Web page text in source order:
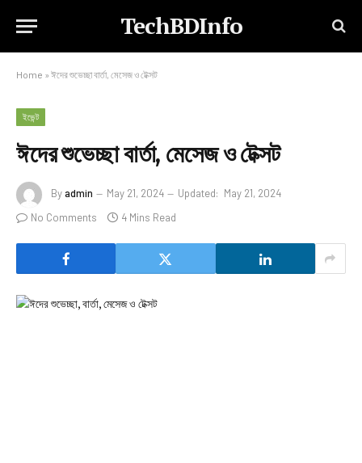
TechBDInfo
Home » ঈদের শুভেচ্ছা বার্তা, মেসেজ ও টেক্সট
ইভেন্ট
ঈদের শুভেচ্ছা বার্তা, মেসেজ ও টেক্সট
Byadmin May 21, 2024 Updated: May 21, 2024
No Comments
4 Mins Read